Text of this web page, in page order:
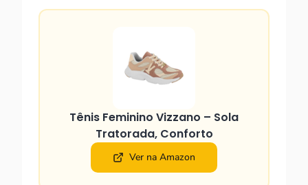
Tênis Feminino Vizzano – Sola
Tratorada, Conforto
Ver na Amazon